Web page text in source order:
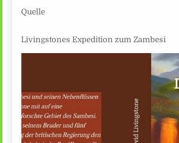
Quelle
Livingstones Expedition zum Zambesi